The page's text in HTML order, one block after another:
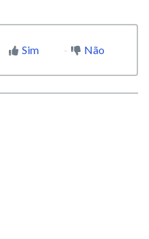
Sim Não